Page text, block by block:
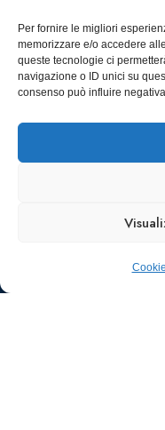
Per fornire le migliori
memorizzare e/o accedere
queste tecnologie ci
navigazione o ID unici su
consenso può influire
Tel.: 06328121
infoaiic2026@ega.it